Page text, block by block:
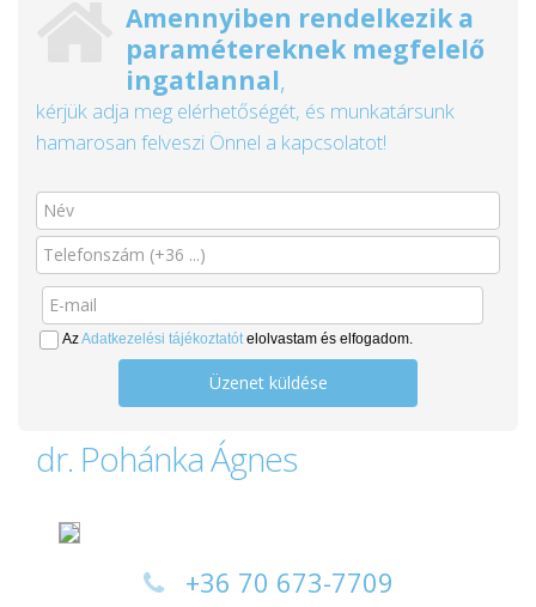
Amennyiben rendelkezik a
paramétereknek megfelelő
ingatlannal,
kérjük adja meg elérhetőségét, és munkatársunk
hamarosan felveszi Önnel a kapcsolatot!
AzAdatkezelési tájékoztatótelolvastam és elfogadom.
Üzenet küldése
dr. Pohánka Ágnes
+36 70 673-7709